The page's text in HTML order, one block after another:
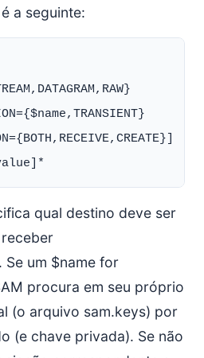
a seguinte:
qual destino deve ser
Se um $name for
procura em seu próprio
(o arquivo sam.keys) por
(e chave privada). Se não